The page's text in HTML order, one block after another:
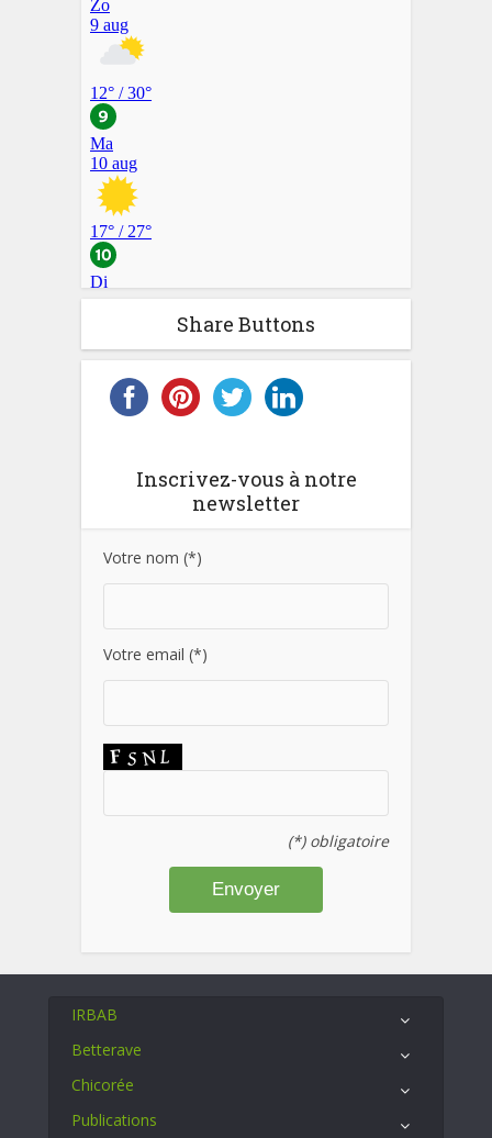
Share Buttons
Inscrivez-vous à notre
newsletter
Votre nom (*)
Votre email (*)
(*) obligatoire
IRBAB
Betterave
Chicorée
Publications